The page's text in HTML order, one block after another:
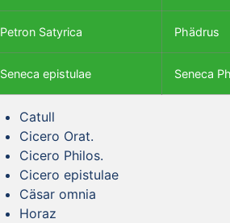
Petron Satyrica Phädrus
Seneca epistulae Seneca
Catull
Cicero Orat.
Cicero Philos.
Cicero epistulae
Cäsar omnia
Horaz